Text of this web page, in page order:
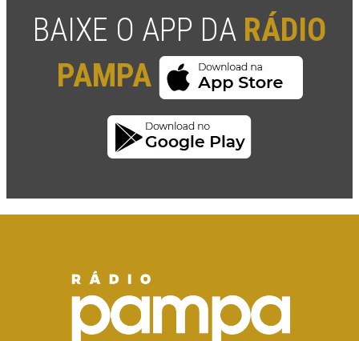
BAIXE O APP DA RÁDIO
PAMPA